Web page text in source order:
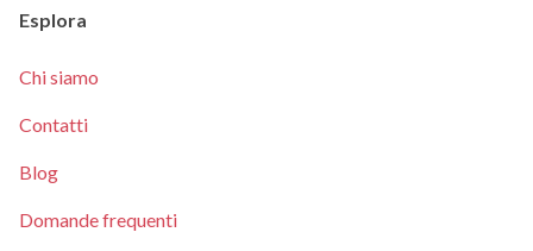
Esplora
Chi siamo
Contatti
Blog
Domande frequenti